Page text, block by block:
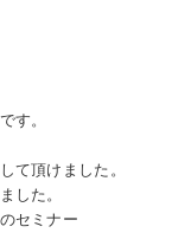
す。
て頂けました。
した。
セミナー